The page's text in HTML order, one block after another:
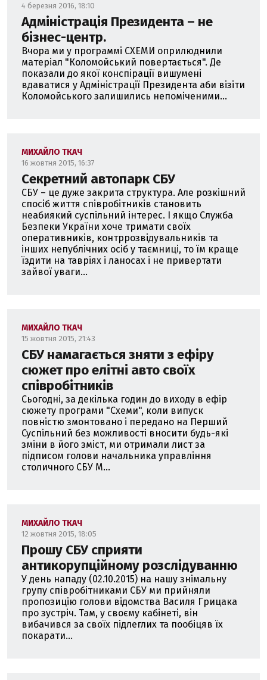
4 березня 2016, 18:10
Адміністрація Президента – не
бізнес-центр.
Вчора ми у программі СХЕМИ оприлюднили
матеріал "Коломойський повертається". Де
показали до якої конспірації вишумені
вдаватися у Адміністрації Президента аби візіти
Коломойського залишились непоміченими...
МИХАЙЛО ТКАЧ
16 жовтня 2015, 16:37
Секретний автопарк СБУ
СБУ – це дуже закрита структура. Але розкішний
спосіб життя співробітників становить
неабиякий суспільний інтерес. І якщо Служба
Безпеки України хоче тримати своїх
оперативників, контррозвідувальників та
інших непублічних осіб у таємниці, то їм краще
їздити на тавріях і ланосах і не привертати
зайвої уваги...
МИХАЙЛО ТКАЧ
15 жовтня 2015, 21:43
СБУ намагається зняти з ефіру
сюжет про елітні авто своїх
співробітників
Сьогодні, за декілька годин до виходу в ефір
сюжету програми "Схеми", коли випуск
повністю змонтовано і передано на Перший
Суспільний без можливості вносити будь-які
зміни в його зміст, ми отримали лист за
підписом голови начальника управління
столичного СБУ М...
МИХАЙЛО ТКАЧ
12 жовтня 2015, 18:05
Прошу СБУ сприяти
антикорупційному розслідуванню
У день нападу (02.10.2015) на нашу знімальну
групу співробітниками СБУ ми прийняли
пропозицію голови відомства Василя Грицака
про зустріч. Там, у своєму кабінеті, він
вибачився за своїх підлеглих та пообіцяв їх
покарати...